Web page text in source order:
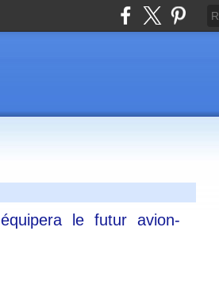
le futur avion-